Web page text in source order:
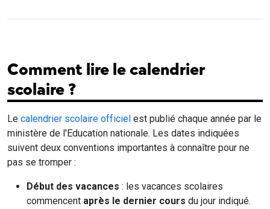
Comment lire le calendrier
scolaire ?
Le calendrier scolaire officiel est publié chaque année par le
ministère de l'Education nationale. Les dates indiquées
suivent deux conventions importantes à connaître pour ne
pas se tromper :
Début des vacances : les vacances scolaires
commencent après le dernier cours du jour indiqué.